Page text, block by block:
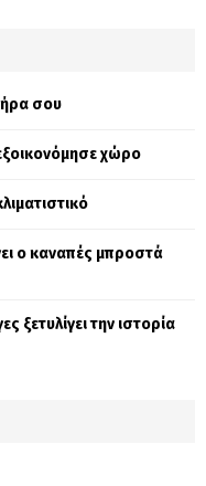
σου
χώρο
ο καναπές μπροστά
ξετυλίγει την ιστορία